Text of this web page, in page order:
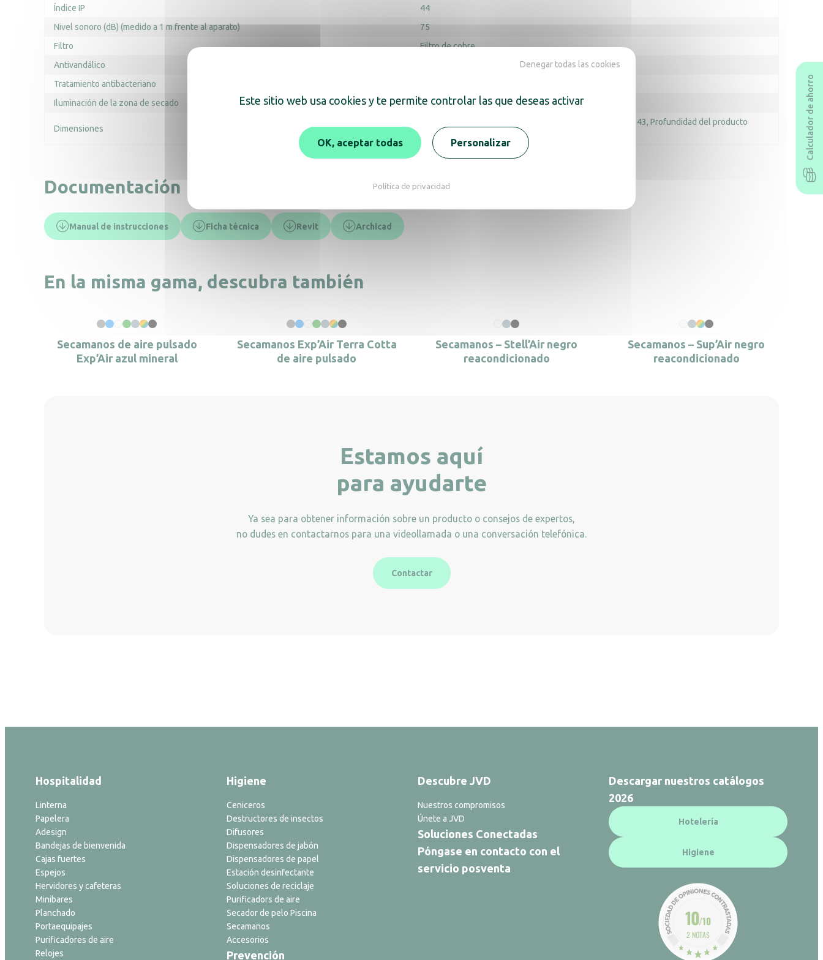
Índice IP
44
Nivel sonoro (dB) (medido a 1 m frente al aparato)
75
Filtro
Filtro de cobre
Antivandálico
Tratamiento antibacteriano
Iluminación de la zona de secado
Sí
Dimensiones
Ancho del producto (mm) : 343 Profundidad del producto
(mm) : 237
Documentación
Manual de instrucciones Ficha técnica Revit Archicad
En la misma gama, descubra también
Secamanos de aire pulsado
Exp’Air azul mineral
Secamanos Exp’Air Terra Cotta
de aire pulsado
Secamanos – Stell’Air negro
reacondicionado
Secamanos – Sup’Air negro
reacondicionado
Estamos aquí
para ayudarte
Ya sea para obtener información sobre un producto o consejos de expertos,
no dudes en contactarnos para una videollamada o una conversación telefónica.
Contactar
Calculador de ahorro
Hospitalidad
Linterna
Papelera
Adesign
Bandejas de bienvenida
Cajas fuertes
Espejos
Hervidores y cafeteras
Minibares
Planchado
Portaequipajes
Purificadores de aire
Relojes
Higiene
Ceniceros
Destructores de insectos
Difusores
Dispensadores de jabón
Dispensadores de papel
Estación desinfectante
Soluciones de reciclaje
Purificadors de aire
Secador de pelo Piscina
Secamanos
Accesorios
Prevención
Descubre JVD
Nuestros compromisos
Únete a JVD
Soluciones Conectadas
Póngase en contacto con el
servicio posventa
Descargar nuestros catálogos
2026
Hotelería
Higiene
10/10
2 NOTAS
Este sitio web usa cookies y te permite controlar las que deseas activar
OK, aceptar todas
Denegar todas las cookies
Personalizar
Política de privacidad